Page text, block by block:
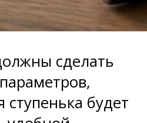
сделать
ступенька будет